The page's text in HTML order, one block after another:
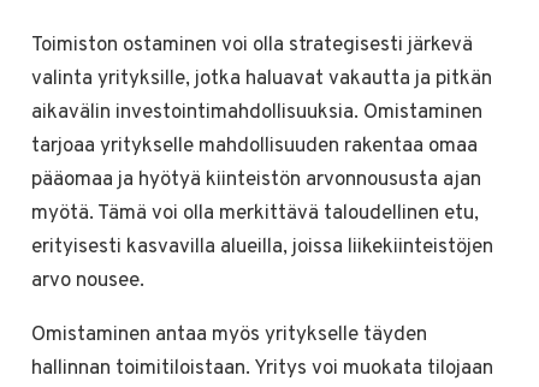
Toimiston ostaminen voi olla strategisesti järkevä
valinta yrityksille, jotka haluavat vakautta ja pitkän
aikavälin investointimahdollisuuksia. Omistaminen
tarjoaa yritykselle mahdollisuuden rakentaa omaa
pääomaa ja hyötyä kiinteistön arvonnoususta ajan
myötä. Tämä voi olla merkittävä taloudellinen etu,
erityisesti kasvavilla alueilla, joissa liikekiinteistöjen
arvo nousee.
Omistaminen antaa myös yritykselle täyden
hallinnan toimitiloistaan. Yritys voi muokata tilojaan